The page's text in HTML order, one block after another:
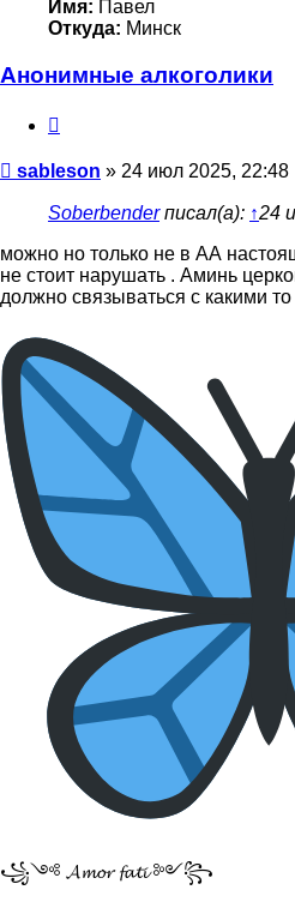
Имя: Павел
Откуда: Минск
Анонимные алкоголики
Сообщение
sableson » 24 июл 2025, 22:48
Soberbenderписал(а): ↑24
можно но только не в АА
не стоит нарушать . Аминь
должно связываться с какими
꧁༺ 𝓐𝓶𝓸𝓻 𝓯𝓪𝓽𝓲 ༻꧂